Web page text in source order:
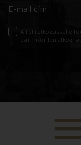
A feliratkozással
bármikor